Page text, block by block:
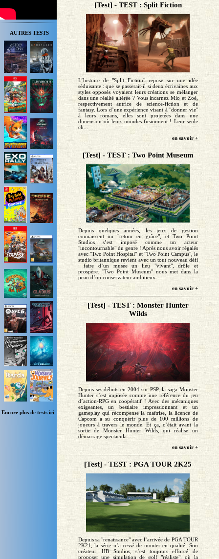
AUTRES TESTS
Encore plus de testsici
[Test] - TEST : Split Fiction
L’histoire de "Split Fiction" repose sur une idée
séduisante : que se passerait-il si deux écrivaines aux
styles opposés voyaient leurs créations se mélanger
dans une réalité altérée ? Vous incarnez Mio et Zoé,
respectivement autrice de science-fiction et de
fantasy. Lors d’une expérience visant à "donner vie"
à leurs romans, elles sont projetées dans une
dimension où leurs mondes fusionnent ! Leur seule
ch...
en savoir +
[Test] - TEST : Two Point Museum
Depuis quelques années, les jeux de gestion
connaissent un "retour en grâce", et Two Point
Studios s’est imposé comme un acteur
"incontournable" du genre ! Après nous avoir régalés
avec "Two Point Hospital" et "Two Point Campus", le
studio britannique revient avec un tout nouveau défi
: faire d’un musée un lieu "vivant", drôle et
prospère. "Two Point Museum" nous met dans la
peau d’un conservateur ambitieux...
en savoir +
[Test] - TEST : Monster Hunter
Wilds
Depuis ses débuts en 2004 sur PSP, la saga Monster
Hunter s’est imposée comme une référence du jeu
d’action-RPG en coopératif ! Avec des mécaniques
exigeantes, un bestiaire impressionnant et un
gameplay qui récompense la maîtrise, la licence de
Capcom a su conquérir plus de 100 millions de
joueurs à travers le monde. Et ça, c’était avant la
sortie de Monster Hunter Wilds, qui réalise un
démarrage spectacula...
en savoir +
[Test] - TEST : PGA TOUR 2K25
Depuis sa "renaissance" avec l’arrivée de PGA TOUR
2K21, la série n’a cessé de monter en qualité. Son
créateur, HB Studios, s’est toujours efforcé de
proposer une simulation de golf "réaliste", où la